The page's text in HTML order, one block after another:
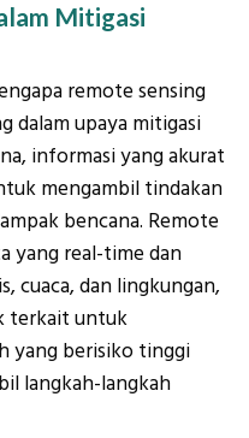
Mitigasi
remote sensing
dalam upaya mitigasi
informasi yang akurat
mengambil tindakan
bencana. Remote
yang real-time dan
cuaca, dan lingkungan,
terkait untuk
yang berisiko tinggi
langkah-langkah